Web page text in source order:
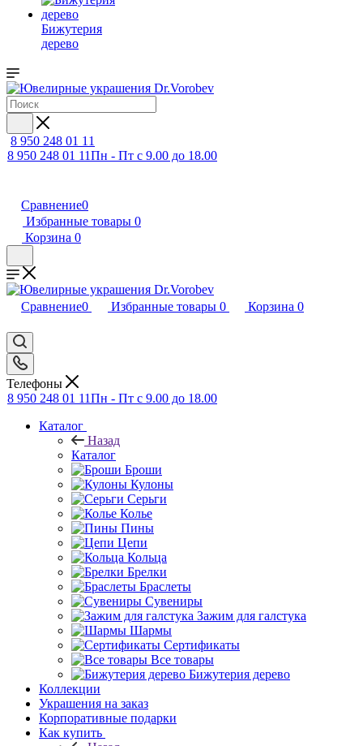
Бижутерия
дерево
8 950 248 01 11
8 950 248 01 11Пн - Пт с 9.00 до 18.00
Сравнение0
Избранные товары 0
Корзина 0
Сравнение0 Избранные товары 0 Корзина 0
Телефоны
8 950 248 01 11Пн - Пт с 9.00 до 18.00
Каталог
Назад
Каталог
Броши
Кулоны
Серьги
Колье
Пины
Цепи
Кольца
Брелки
Браслеты
Сувениры
Зажим для галстука
Шармы
Сертификаты
Все товары
Бижутерия дерево
Коллекции
Украшения на заказ
Корпоративные подарки
Как купить